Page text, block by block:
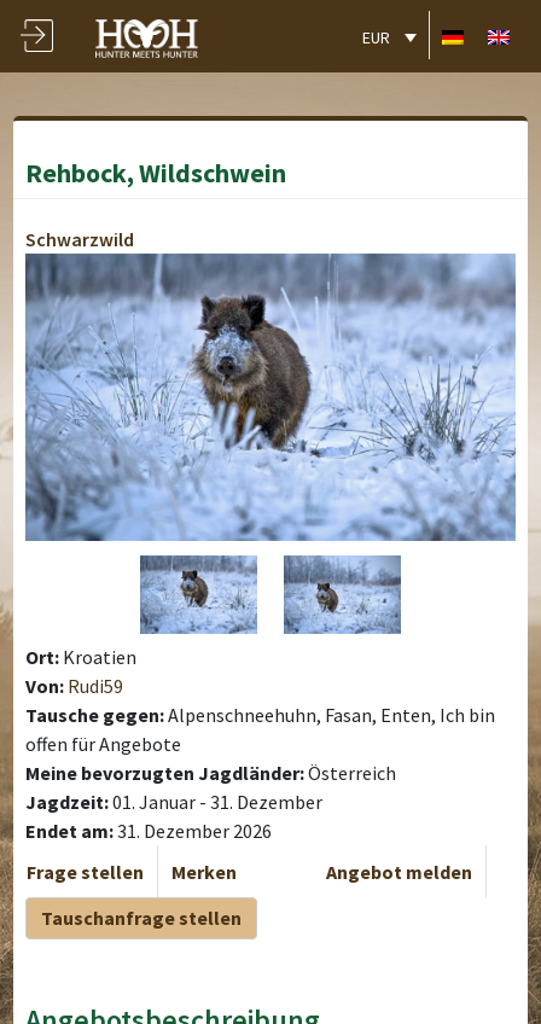
EUR
Rehbock, Wildschwein
Schwarzwild
Ort: Kroatien
Von: Rudi59
Tausche gegen:Alpenschneehuhn, Fasan, Enten, Ich bin
offen für Angebote
Meine bevorzugten Jagdländer:Österreich
Jagdzeit:01. Januar - 31. Dezember
Endet am:31. Dezember 2026
Frage stellen
Merken
Angebot melden
Tauschanfrage stellen